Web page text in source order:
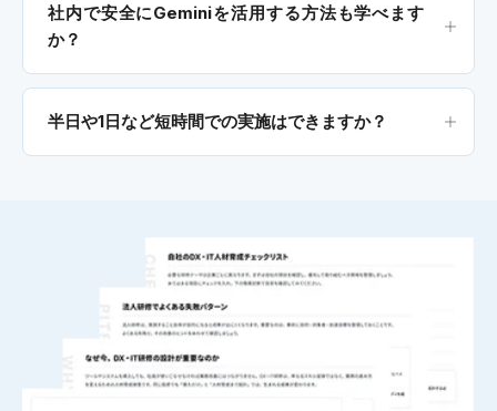
社内で安全にGeminiを活用する方法も学べます
か？
半日や1日など短時間での実施はできますか？